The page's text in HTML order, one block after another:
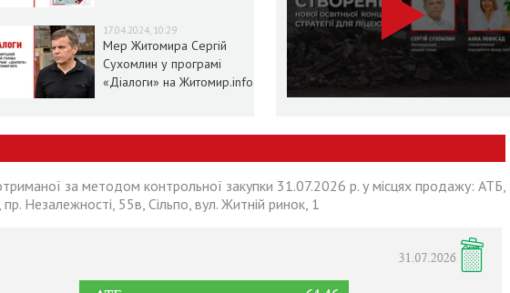
17.04.2024, 10:29
Мер Житомира Сергій
Сухомлин у програмі
«Діалоги» на Житомир.info
за методом контрольної закупки 31.07.2026 р. у місцях продажу: АТБ,
Незалежності, 55в, Сільпо, вул. Житній ринок, 1